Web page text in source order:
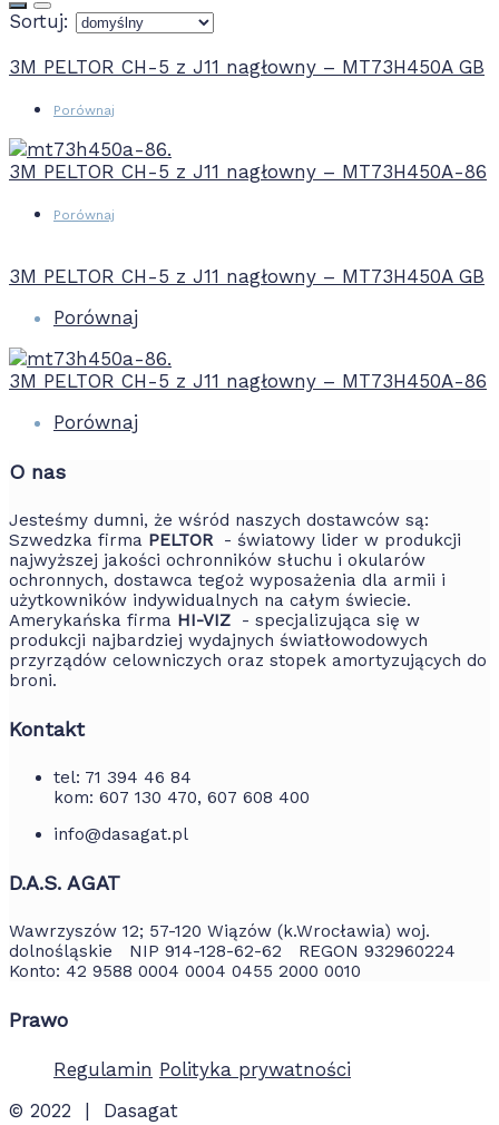
Sortuj:
3M PELTOR CH-5 z J11 nagłowny – MT73H450A GB
Porównaj
3M PELTOR CH-5 z J11 nagłowny – MT73H450A-86
Porównaj
3M PELTOR CH-5 z J11 nagłowny – MT73H450A GB
Porównaj
3M PELTOR CH-5 z J11 nagłowny – MT73H450A-86
Porównaj
O nas
Jesteśmy dumni, że wśród naszych dostawców są:
Szwedzka firma PELTOR- światowy lider w produkcji
najwyższej jakości ochronników słuchu i okularów
ochronnych, dostawca tegoż wyposażenia dla armii i
użytkowników indywidualnych na całym świecie.
Amerykańska firma HI-VIZ - specjalizująca się w
produkcji najbardziej wydajnych światłowodowych
przyrządów celowniczych oraz stopek amortyzujących do
broni.
Kontakt
tel: 71 394 46 84
kom: 607 130 470, 607 608 400
info@dasagat.pl
D.A.S. AGAT
Wawrzyszów 12; 57-120 Wiązów (k.Wrocławia) woj.
dolnośląskie NIP 914-128-62-62 REGON 932960224
Konto: 42 9588 0004 0004 0455 2000 0010
Prawo
Regulamin Polityka prywatności
© 2022 | Dasagat